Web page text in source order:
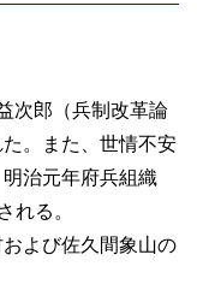
次郎（兵制改革論
。また、世情不安
治元年府兵組織
れる。
よび佐久間象山の